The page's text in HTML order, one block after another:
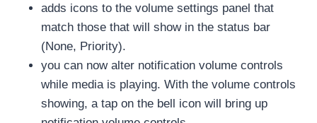
adds icons to the volume settings panel that
match those that will show in the status bar
(None, Priority).
you can now alter notification volume controls
while media is playing. With the volume controls
showing, a tap on the bell icon will bring up